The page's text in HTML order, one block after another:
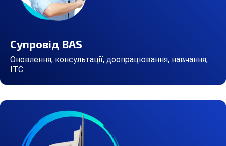
Супровід BAS
Оновлення, консультації, доопрацювання, навчання,
ІТС